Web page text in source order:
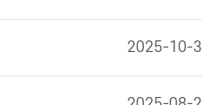
2025-10-